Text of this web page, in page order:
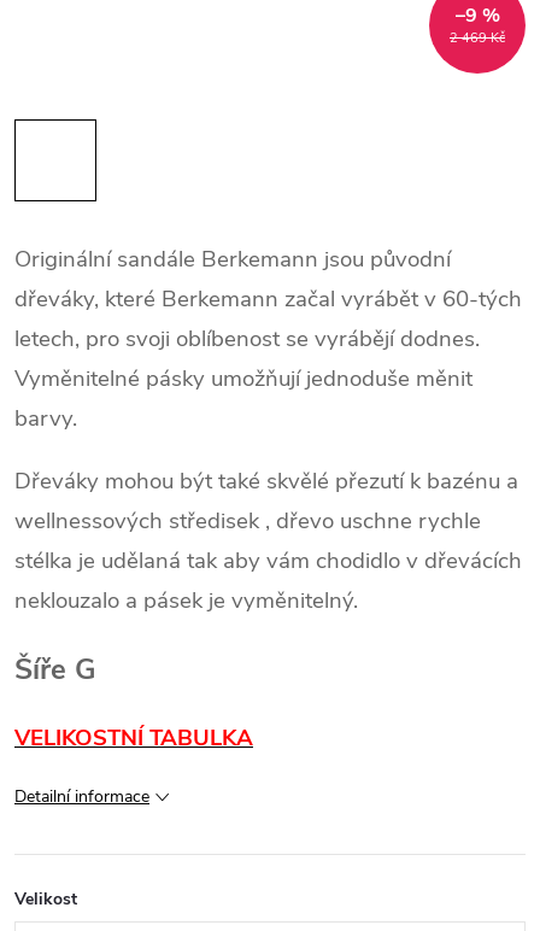
2 469 Kč
–9 %
Originální sandále Berkemann jsou původní
dřeváky, které Berkemann začal vyrábět v 60-tých
letech, pro svoji oblíbenost se vyrábějí dodnes.
Vyměnitelné pásky umožňují jednoduše měnit
barvy.
Dřeváky mohou být také skvělé přezutí k bazénu a
wellnessových středisek , dřevo uschne rychle
stélka je udělaná tak aby vám chodidlo v dřevácích
neklouzalo a pásek je vyměnitelný.
Šíře G
VELIKOSTNÍ TABULKA
Detailní informace
Velikost